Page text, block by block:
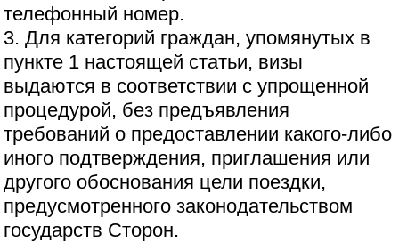
телефонный номер.
3. Для категорий граждан, упомянутых в
пункте 1 настоящей статьи, визы
выдаются в соответствии с упрощенной
процедурой, без предъявления
требований о предоставлении какого-либо
иного подтверждения, приглашения или
другого обоснования цели поездки,
предусмотренного законодательством
государств Сторон.